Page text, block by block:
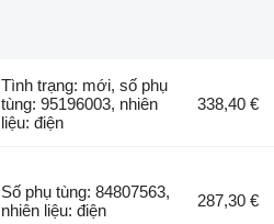
Tình trạng: mới, số phụ
tùng: 95196003, nhiên
liệu: điện
338,40 €
Số phụ tùng: 84807563,
nhiên liệu: điện
287,30 €